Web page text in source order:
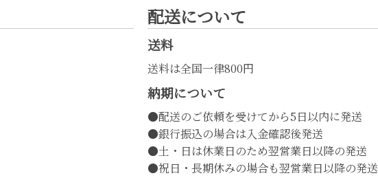
配送について
送料
送料は全国一律800円
納期について
●配送のご依頼を受けてから5日以内に発送
●銀行振込の場合は入金確認後発送
●土・日は休業日のため翌営業日以降の発送
●祝日・長期休みの場合も翌営業日以降の発送